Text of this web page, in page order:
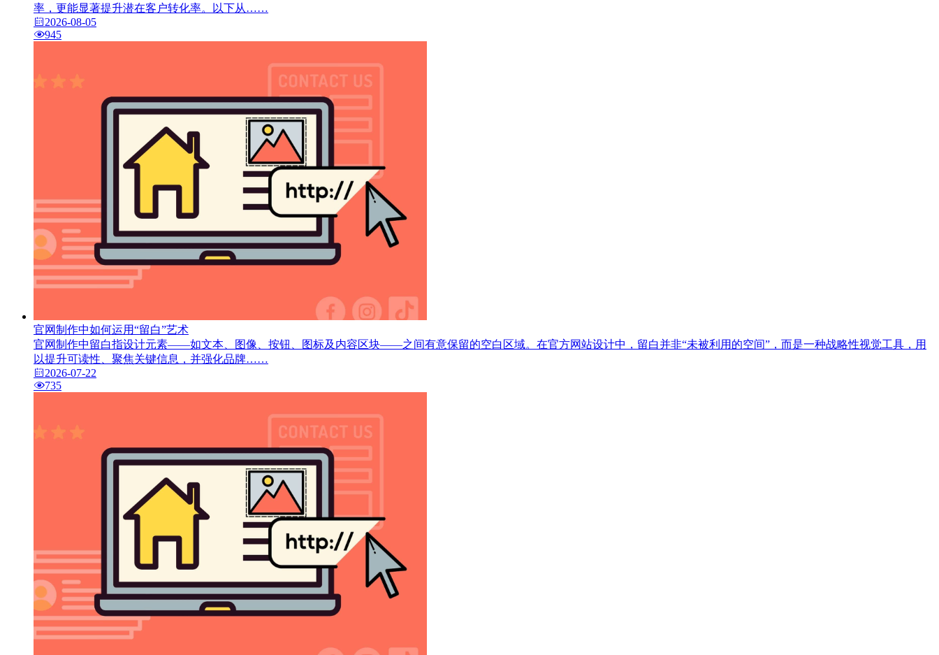
率，更能显著提升潜在客户转化率。以下从……
2026-08-05
945
官网制作中如何运用“留白”艺术
官网制作中留白指设计元素——如文本、图像、按钮、图标及内容区块——之间有意保留的空白区域。在官方网站设计中，留白并非“未被利用的空间”，而是一种战略性视觉工具，用
以提升可读性、聚焦关键信息，并强化品牌……
2026-07-22
735